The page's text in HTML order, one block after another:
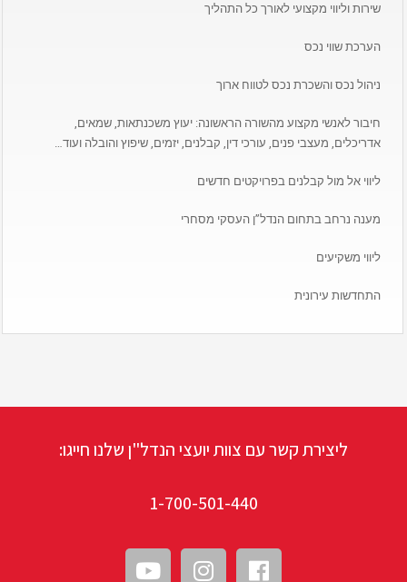
שירות וליווי מקצועי לאורך כל התהליך
הערכת שווי נכס
ניהול נכס והשכרת נכס לטווח ארוך
חיבור לאנשי מקצוע מהשורה הראשונה: יעוץ משכנתאות, שמאים,
אדריכלים, מעצבי פנים, עורכי דין, קבלנים, יזמים, שיפוץ והובלה ועוד…
ליווי אל מול קבלנים בפרויקטים חדשים
מענה נרחב בתחום הנדל”ן העסקי מסחרי
ליווי משקיעים
התחדשות עירונית
ליצירת קשר עם צוות יועצי הנדל"ן שלנו חייגו:
1-700-501-440